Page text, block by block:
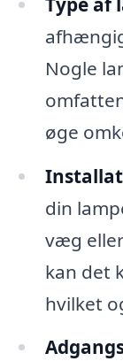
Nogle
øge
din
væg
kan det
hvilket